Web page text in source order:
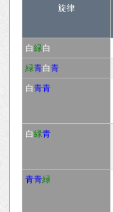
旋律
白緑白
緑青白青
白青青
白緑青
青青緑